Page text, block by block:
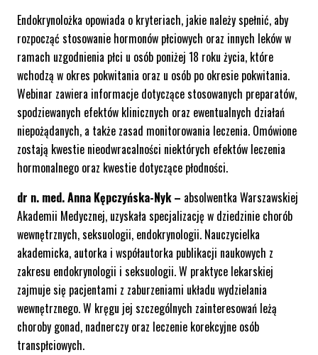
Endokrynolożka opowiada o kryteriach, jakie należy spełnić, aby
rozpocząć stosowanie hormonów płciowych oraz innych leków w
ramach uzgodnienia płci u osób poniżej 18 roku życia, które
wchodzą w okres pokwitania oraz u osób po okresie pokwitania.
Webinar zawiera informacje dotyczące stosowanych preparatów,
spodziewanych efektów klinicznych oraz ewentualnych działań
niepożądanych, a także zasad monitorowania leczenia. Omówione
zostają kwestie nieodwracalności niektórych efektów leczenia
hormonalnego oraz kwestie dotyczące płodności.
dr n. med. Anna Kępczyńska-Nyk – absolwentka Warszawskiej
Akademii Medycznej, uzyskała specjalizację w dziedzinie chorób
wewnętrznych, seksuologii, endokrynologii. Nauczycielka
akademicka, autorka i współautorka publikacji naukowych z
zakresu endokrynologii i seksuologii. W praktyce lekarskiej
zajmuje się pacjentami z zaburzeniami układu wydzielania
wewnętrznego. W kręgu jej szczególnych zainteresowań leżą
choroby gonad, nadnerczy oraz leczenie korekcyjne osób
transpłciowych.